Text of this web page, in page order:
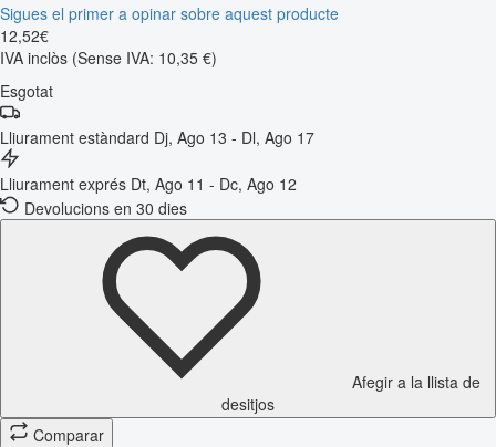
Sigues el primer a opinar sobre aquest producte
12,52€
IVA inclòs (Sense IVA: 10,35 €)
Esgotat
Lliurament estàndard Dj, Ago 13 - Dl, Ago 17
Lliurament exprés Dt, Ago 11 - Dc, Ago 12
Devolucions en 30 dies
Afegir a la llista de
desitjos
Comparar